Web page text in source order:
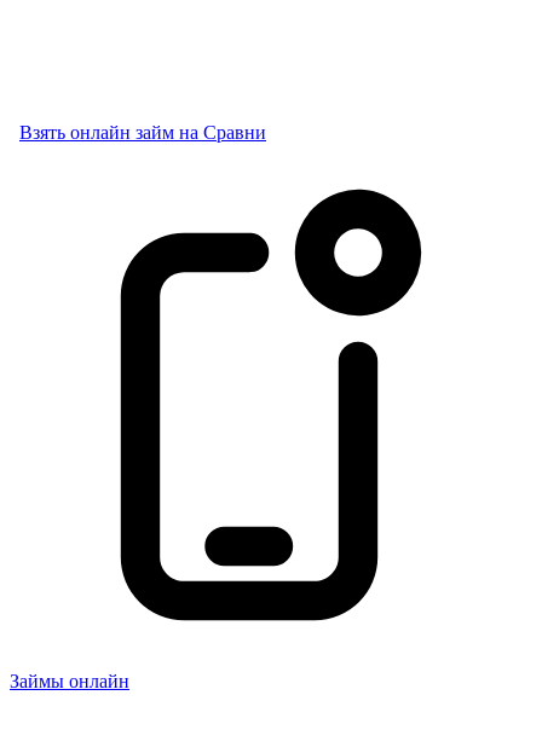
Взять онлайн займ на Сравни
Займы онлайн